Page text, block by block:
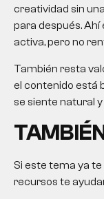
creatividad sin
para después.
activa, pero no
También resta
el contenido está
se siente natural
Si este tema ya
recursos te